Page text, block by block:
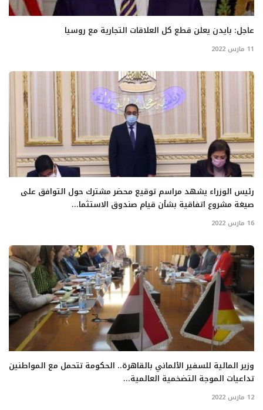
عاجل: بايدن يعلن قطع كل العلاقات التجارية مع روسيا
11 مارس 2022
رئيس الوزراء يشهد مراسم توقيع محضر مشترك حول التوافق على
صيغة مشروع اتفاقية بشأن قيام صندوق الاستثما...
16 مارس 2022
وزير المالية للسفير الألماني بالقاهرة.. الحكومة تتحمل مع المواطنين
تداعيات الموجة التضخمية العالمية...
12 مارس 2022